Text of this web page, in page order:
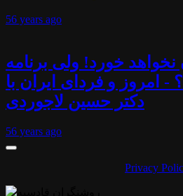
56 years ago
خورد! ولی برنامه
- امروز و فردای ایران با
دکتر حسین لاجوردی
56 years ago
Privacy